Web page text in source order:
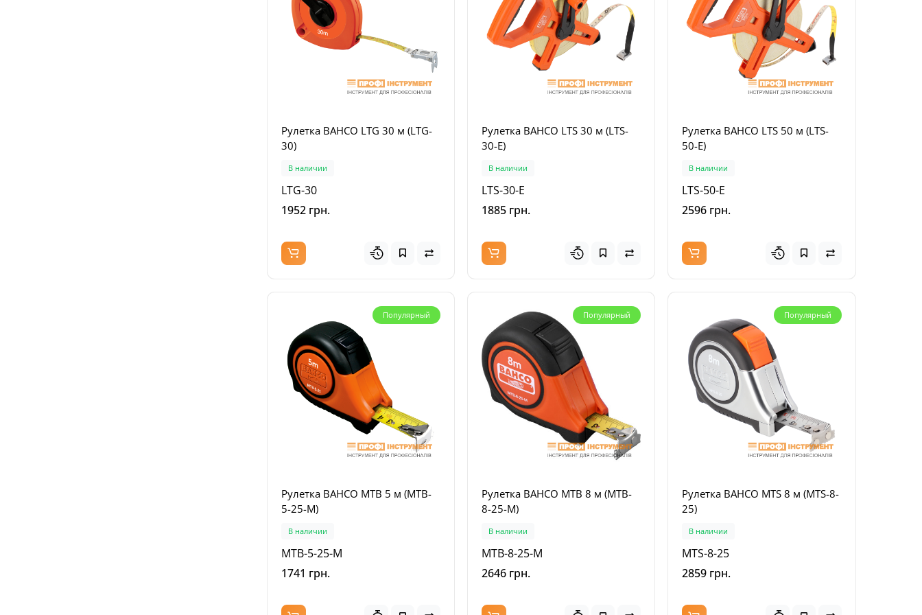
Рулетка BAHCO LTG 30 м (LTG-
30)
В наличии
LTG-30
1952 грн.
Рулетка BAHCO LTS 30 м (LTS-
30-E)
В наличии
LTS-30-E
1885 грн.
Рулетка BAHCO LTS 50 м (LTS-
50-E)
В наличии
LTS-50-E
2596 грн.
Популярный
Рулетка BAHCO MTB 5 м (MTB-
5-25-M)
В наличии
MTB-5-25-M
1741 грн.
Популярный
Рулетка BAHCO MTB 8 м (MTB-
8-25-M)
В наличии
MTB-8-25-M
2646 грн.
Популярный
Рулетка BAHCO MTS 8 м (MTS-8-
25)
В наличии
MTS-8-25
2859 грн.